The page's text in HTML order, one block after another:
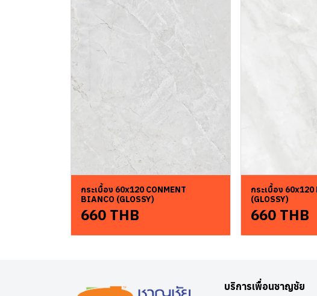
กระเบื้อง 60x120 CONMENT
BIANCO (GLOSSY)
660 THB
กระเบื้อง 60x120
(GLOSSY)
660 THB
บริการเพื่อนชาญชัย